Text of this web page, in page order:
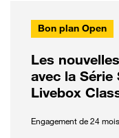
Bon plan Open
Les nouvelles
avec la Série
Livebox
Engagement de 24